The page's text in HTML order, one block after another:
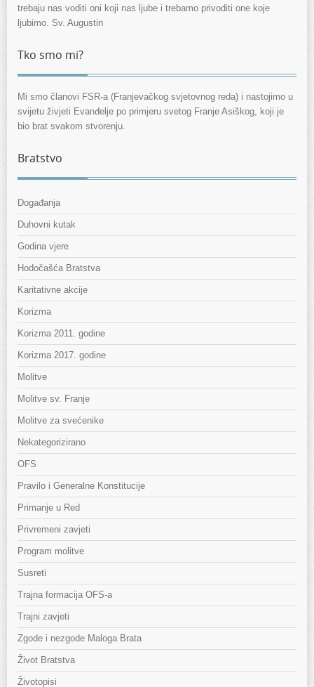
trebaju nas voditi oni koji nas ljube i trebamo privoditi one koje
ljubimo. Sv. Augustin
Tko smo mi?
Mi smo članovi FSR-a (Franjevačkog svjetovnog reda) i nastojimo u
svijetu živjeti Evanđelje po primjeru svetog Franje Asiškog, koji je
bio brat svakom stvorenju.
Bratstvo
Događanja
Duhovni kutak
Godina vjere
Hodočašća Bratstva
Karitativne akcije
Korizma
Korizma 2011. godine
Korizma 2017. godine
Molitve
Molitve sv. Franje
Molitve za svećenike
Nekategorizirano
OFS
Pravilo i Generalne Konstitucije
Primanje u Red
Privremeni zavjeti
Program molitve
Susreti
Trajna formacija OFS-a
Trajni zavjeti
Zgode i nezgode Maloga Brata
Život Bratstva
Životopisi